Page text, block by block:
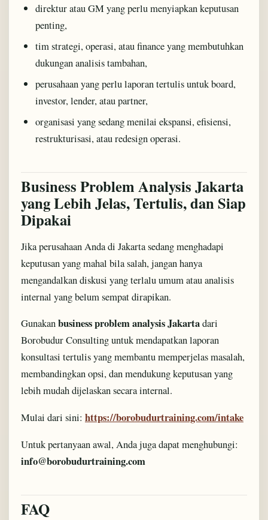
direktur atau GM yang perlu menyiapkan keputusan
penting,
tim strategi, operasi, atau finance yang membutuhkan
dukungan analisis tambahan,
perusahaan yang perlu laporan tertulis untuk board,
investor, lender, atau partner,
organisasi yang sedang menilai ekspansi, efisiensi,
restrukturisasi, atau redesign operasi.
Business Problem Analysis Jakarta
yang Lebih Jelas, Tertulis, dan Siap
Dipakai
Jika perusahaan Anda di Jakarta sedang menghadapi
keputusan yang mahal bila salah, jangan hanya
mengandalkan diskusi yang terlalu umum atau analisis
internal yang belum sempat dirapikan.
Gunakanbusiness problem analysis Jakartadari
Borobudur Consulting untuk mendapatkan laporan
konsultasi tertulis yang membantu memperjelas masalah,
membandingkan opsi, dan mendukung keputusan yang
lebih mudah dijelaskan secara internal.
Mulai dari sini: https://borobudurtraining.com/intake
Untuk pertanyaan awal, Anda juga dapat menghubungi:
info@borobudurtraining.com
FAQ